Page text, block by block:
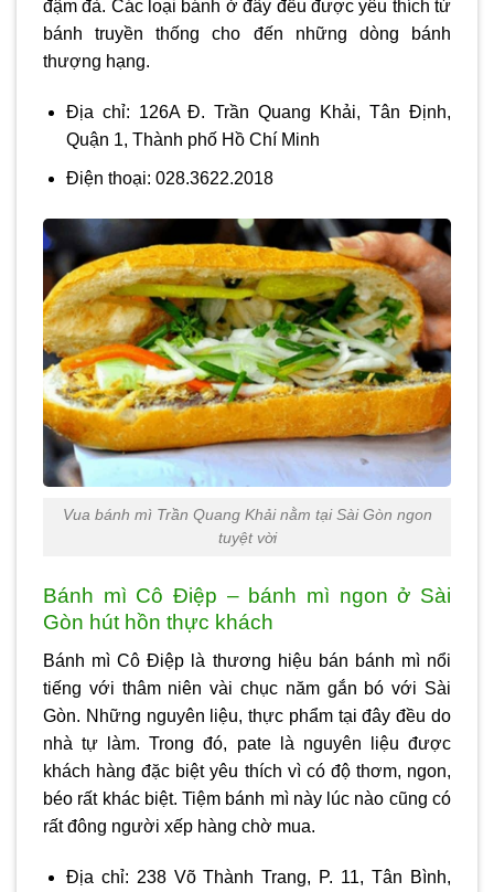
đậm đà. Các loại bánh ở đây đều được yêu thích từ
bánh truyền thống cho đến những dòng bánh
thượng hạng.
Địa chỉ: 126A Đ. Trần Quang Khải, Tân Định,
Quận 1, Thành phố Hồ Chí Minh
Điện thoại: 028.3622.2018
Vua bánh mì Trần Quang Khải nằm tại Sài Gòn ngon
tuyệt vời
Bánh mì Cô Điệp – bánh mì ngon ở Sài
Gòn hút hồn thực khách
Bánh mì Cô Điệp là thương hiệu bán bánh mì nổi
tiếng với thâm niên vài chục năm gắn bó với Sài
Gòn. Những nguyên liệu, thực phẩm tại đây đều do
nhà tự làm. Trong đó, pate là nguyên liệu được
khách hàng đặc biệt yêu thích vì có độ thơm, ngon,
béo rất khác biệt. Tiệm bánh mì này lúc nào cũng có
rất đông người xếp hàng chờ mua.
Địa chỉ: 238 Võ Thành Trang, P. 11, Tân Bình,